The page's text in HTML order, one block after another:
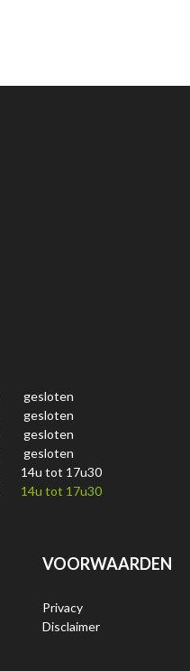
gesloten
gesloten
gesloten
gesloten
14u tot 17u30
14u tot 17u30
VOORWAARDEN
Privacy
Disclaimer